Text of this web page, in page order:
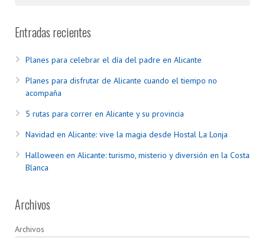
Entradas recientes
Planes para celebrar el día del padre en Alicante
Planes para disfrutar de Alicante cuando el tiempo no
acompaña
5 rutas para correr en Alicante y su provincia
Navidad en Alicante: vive la magia desde Hostal La Lonja
Halloween en Alicante: turismo, misterio y diversión en la Costa
Blanca
Archivos
Archivos